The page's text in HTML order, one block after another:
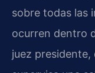
sobre todas las
ocurren dentro
juez presidente,